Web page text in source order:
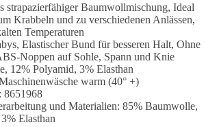
strapazierfähiger Baumwollmischung, Ideal
Krabbeln und zu verschiedenen Anlässen,
Temperaturen
Elastischer Bund für besseren Halt, Ohne
Noppen auf Sohle, Spann und Knie
12% Polyamid, 3% Elasthan
warm (40° +)
8651968
und Materialien: 85% Baumwolle,
Elasthan